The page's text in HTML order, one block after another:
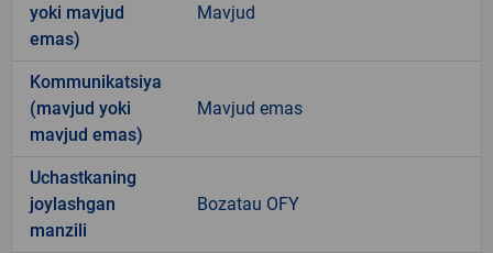
yoki mavjud
emas)
Mavjud
Kommunikatsiya
(mavjud yoki
mavjud emas)
Mavjud emas
Uchastkaning
joylashgan
manzili
Bozatau OFY